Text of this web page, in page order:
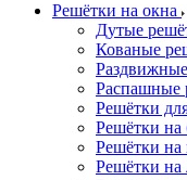
Решётки на окна
Дутые
Кованые
Распашные
Решётки
Решётки на
Решётки
Решётки